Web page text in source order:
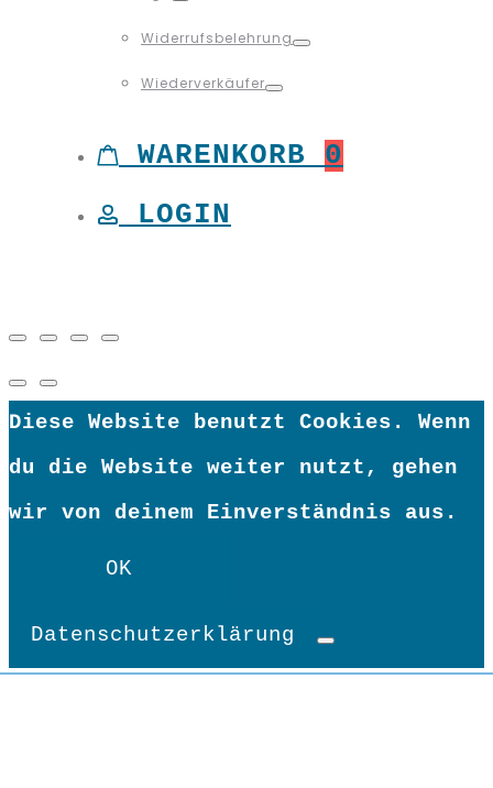
Widerrufsbelehrung
Wiederverkäufer
WARENKORB
0
LOGIN
Diese Website benutzt Cookies. Wenn
du die Website weiter nutzt, gehen
wir von deinem Einverständnis aus.
OK
Datenschutzerklärung